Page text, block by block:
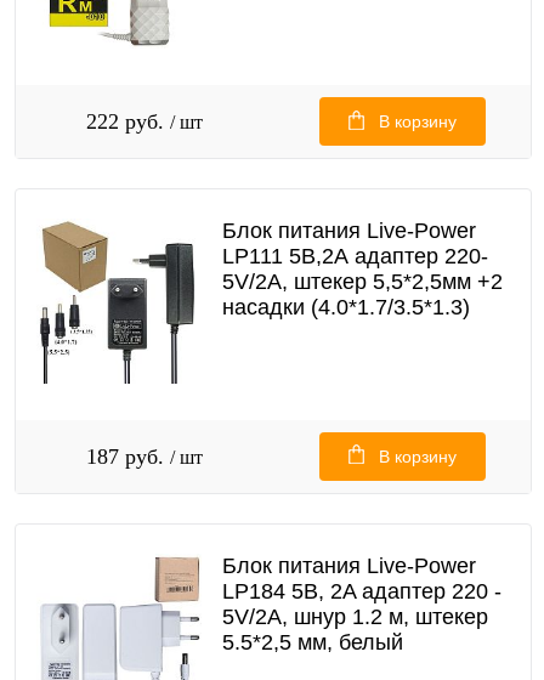
222 руб. / шт В корзину
Блок питания Live-Power
LP111 5В,2А адаптер 220-
5V/2A, штекер 5,5*2,5мм +2
насадки (4.0*1.7/3.5*1.3)
187 руб. / шт В корзину
Блок питания Live-Power
LP184 5В, 2A адаптер 220 -
5V/2A, шнур 1.2 м, штекер
5.5*2,5 мм, белый